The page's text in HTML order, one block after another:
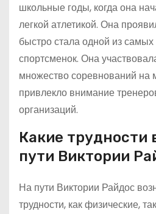
школьные годы, когда она
легкой атлетикой. Она
быстро стала одной из
спортсменок. Она
множество соревнований на
привлекло внимание
организаций.
Какие трудности
пути Виктории
На пути Виктории Райдос
трудности, как физические,